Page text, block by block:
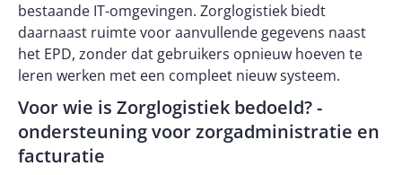
bestaande IT-omgevingen. Zorglogistiek biedt
daarnaast ruimte voor aanvullende gegevens naast
het EPD, zonder dat gebruikers opnieuw hoeven te
leren werken met een compleet nieuw systeem.
Voor wie is Zorglogistiek bedoeld? -
ondersteuning voor zorgadministratie en
facturatie